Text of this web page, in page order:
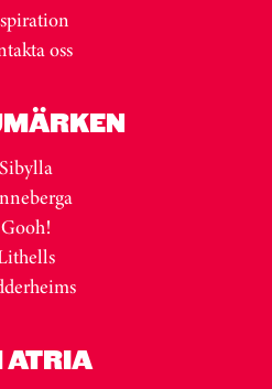
oss
Sibylla
Gooh!
ATRIA